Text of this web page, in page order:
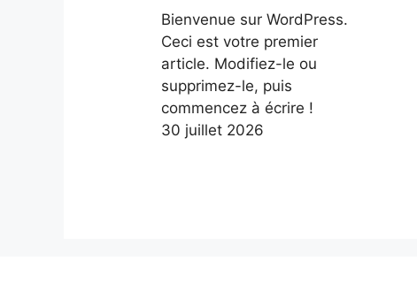
Bienvenue sur WordPress.
Ceci est votre premier
article. Modifiez-le ou
supprimez-le, puis
commencez à écrire !
30 juillet 2026